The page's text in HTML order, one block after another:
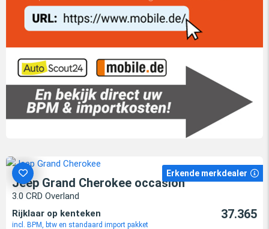
Erkende merkdealer
Jeep Grand Cherokee occasion
3.0 CRD Overland
Rijklaar op kenteken
incl. BPM, btw en standaard import pakket
37.365